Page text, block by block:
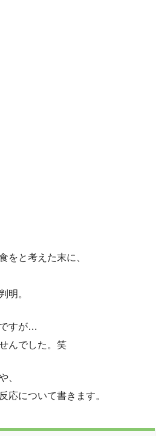
をと考えた末に、
明。
すが…
んでした。笑
、
応について書きます。